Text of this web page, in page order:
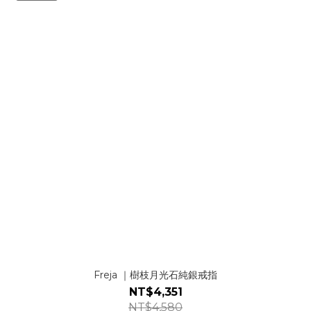
Freja ｜樹枝月光石純銀戒指
NT$4,351
NT$4,580